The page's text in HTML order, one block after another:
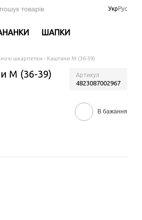
УкрРус
ШАПКИ
шкарпетки - Каштани M (36-39)
M (36-39) Артикул
4823087002967
В бажання